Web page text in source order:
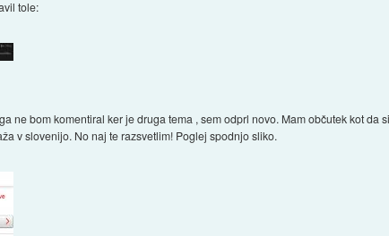
tole:
ne bom komentiral ker je druga tema , sem odprl novo. Mam občutek kot da
v slovenijo. No naj te razsvetlim! Poglej spodnjo sliko.